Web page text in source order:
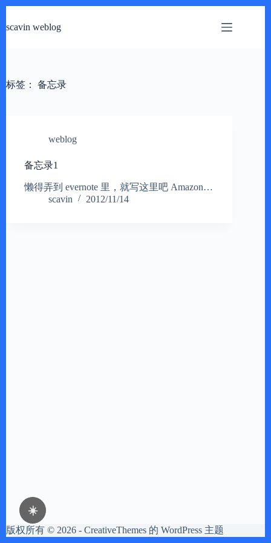
☀️
过
scavin weblog
标签： 备忘录
weblog
备忘录1
懒得弄到 evernote 里，就写这里吧 Amazon…
scavin
2012/11/14
版权所有 © 2026 - CreativeThemes 的 WordPress 主题